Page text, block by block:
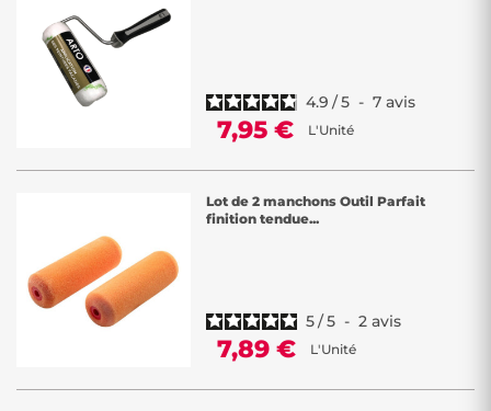
4.9 /5 - 7 avis
7,95 € L'Unité
Lot de 2 manchons Outil Parfait
finition tendue...
5/5 - 2 avis
7,89 € L'Unité